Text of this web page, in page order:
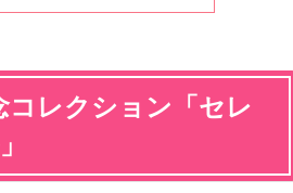
コレクション「セレ